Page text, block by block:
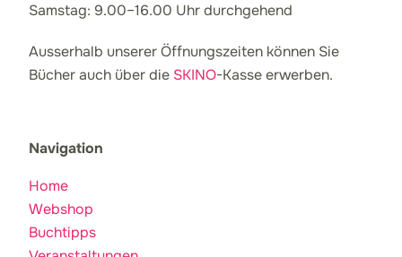
Samstag: 9.00–16.00 Uhr durchgehend
Ausserhalb unserer Öffnungszeiten können Sie
Bücher auch über die SKINO-Kasse erwerben.
Navigation
Home
Webshop
Buchtipps